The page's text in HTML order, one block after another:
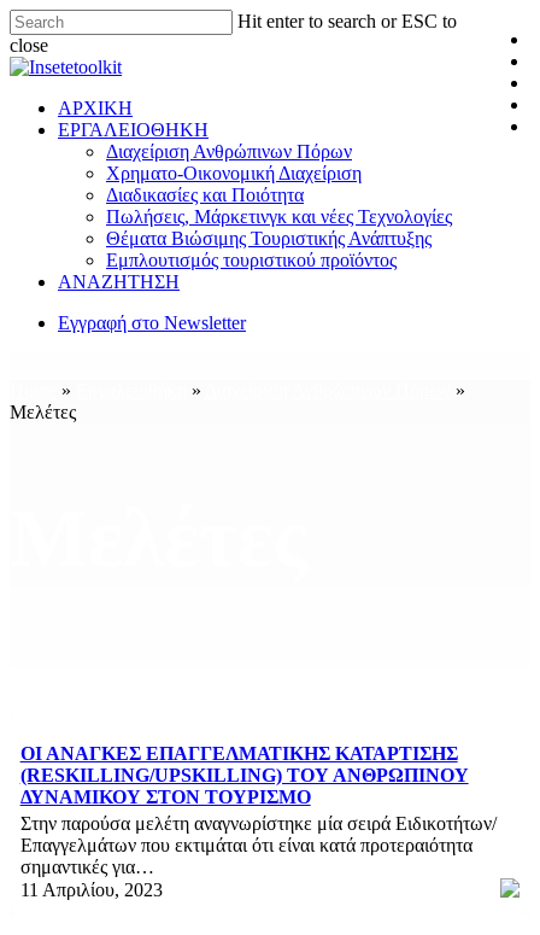
Hit enter to search or ESC to
close
ΑΡΧΙΚΗ
ΕΡΓΑΛΕΙΟΘΗΚΗ
Διαχείριση Ανθρώπινων Πόρων
Χρηματο-Οικονομική Διαχείριση
Διαδικασίες και Ποιότητα
Πωλήσεις, Μάρκετινγκ και νέες Τεχνολογίες
Θέματα Βιώσιμης Τουριστικής Ανάπτυξης
Εμπλουτισμός τουριστικού προϊόντος
ΑΝΑΖΗΤΗΣΗ
Εγγραφή στο Newsletter
» »
»
Μελέτες
ΟΙ ΑΝΆΓΚΕΣ ΕΠΑΓΓΕΛΜΑΤΙΚΉΣ ΚΑΤΆΡΤΙΣΗΣ
(RESKILLING/UPSKILLING) ΤΟΥ ΑΝΘΡΏΠΙΝΟΥ
ΔΥΝΑΜΙΚΟΎ ΣΤΟΝ ΤΟΥΡΙΣΜΌ
Στην παρούσα μελέτη αναγνωρίστηκε μία σειρά Ειδικοτήτων/
Επαγγελμάτων που εκτιμάται ότι είναι κατά προτεραιότητα
σημαντικές για…
11 Απριλίου, 2023